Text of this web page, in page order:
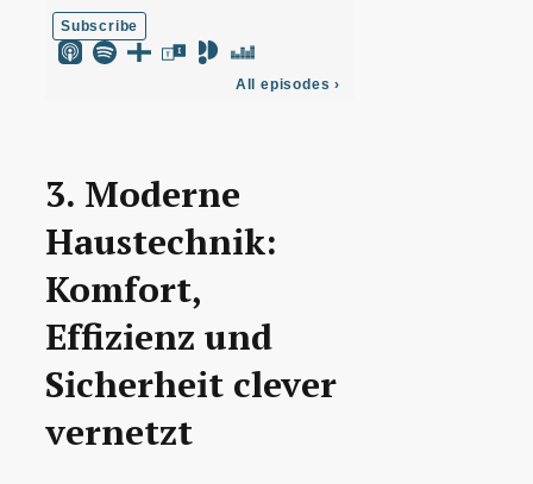
3. Moderne
Haustechnik:
Komfort,
Effizienz und
Sicherheit clever
vernetzt